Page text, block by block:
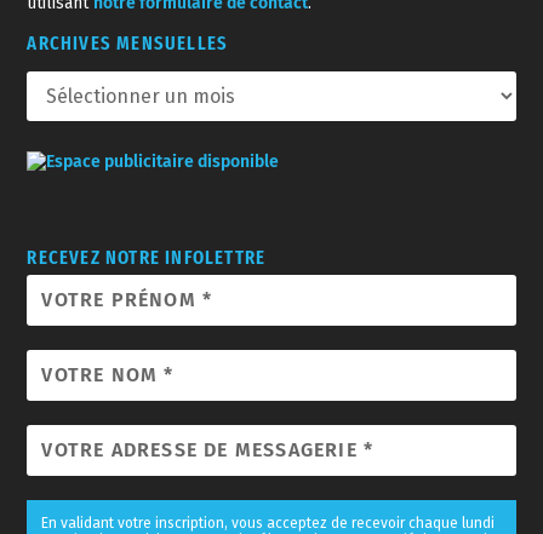
RECEVEZ NOTRE INFOLETTRE
En validant votre inscription, vous acceptez de recevoir chaque lundi
nos derniers articles par courrier électronique et vous déclarez avoir
pris connaissance de notrePolitique de confidentialité
pouvez vous désinscrire à tout moment à l'aide du lien de
désinscription figurant sur nos communications, ou en nous
contactant à l'adresse suivante :andre.goffin@echosud.fr.